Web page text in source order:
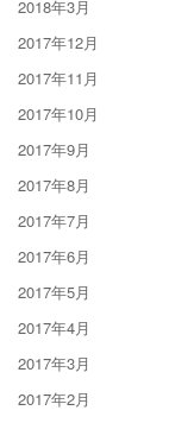
2018年3月
2017年12月
2017年11月
2017年10月
2017年9月
2017年8月
2017年7月
2017年6月
2017年5月
2017年4月
2017年3月
2017年2月